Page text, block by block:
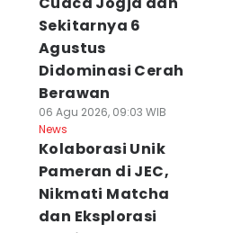
Sekitarnya 6
Agustus
Didominasi Cerah
Berawan
06 Agu 2026, 09:03 WIB
News
Kolaborasi Unik
Pameran di JEC,
Nikmati Matcha
dan Eksplorasi